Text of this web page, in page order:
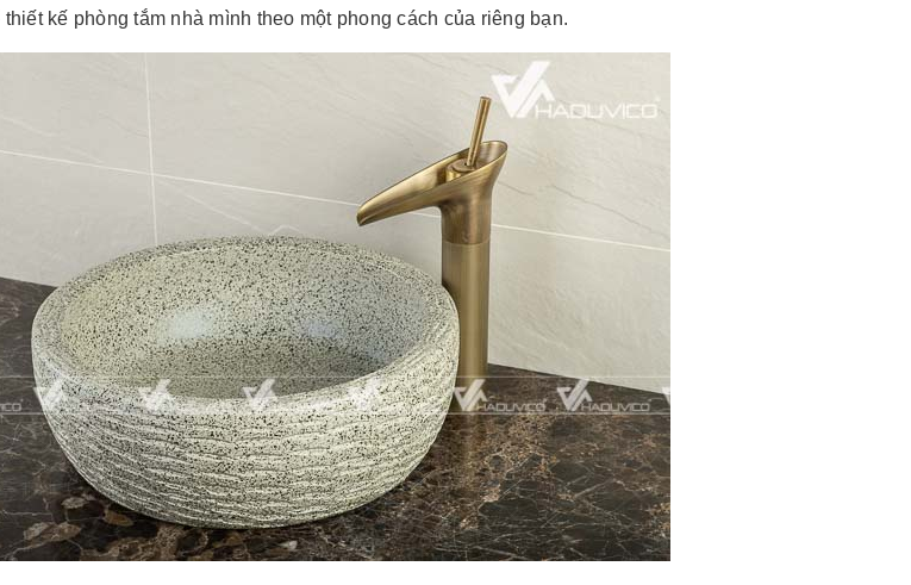
kế phòng tắm nhà mình theo một phong cách của riêng bạn.